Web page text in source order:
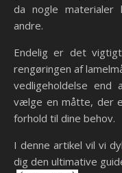
da nogle materialer
andre.
Endelig er det
rengøringen af
vedligeholdelse
vælge en måtte, der
forhold til dine behov.
I denne artikel vil vi
dig den ultimative